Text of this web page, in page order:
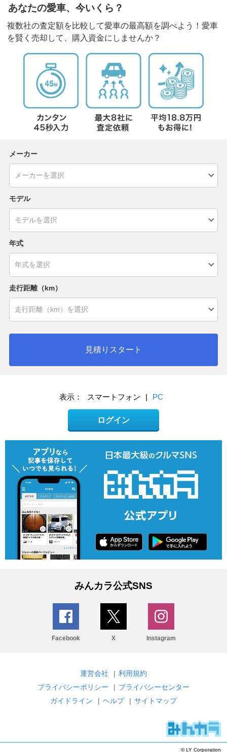
あなたの愛車、今いくら？
複数社の査定額を比較して愛車の最高額を調べよう！愛車
を賢く売却して、購入資金にしませんか？
メーカー
モデル
年式
走行距離（km）
見積りスタート
表示： スマートフォン | PC
ログイン
みんカラ公式SNS
Facebook X Instagram
運営会社 | 利用規約
プライバシーポリシー
| プライバシーセンター
ガイドライン
| ヘルプ | サイトマップ
© LY Corporation